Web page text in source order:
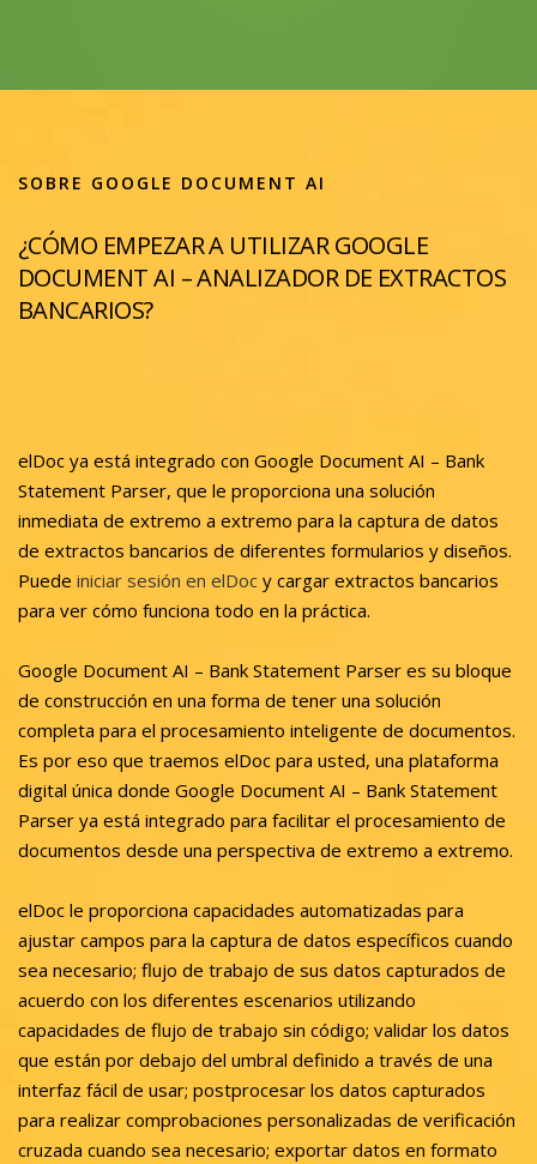
SOBRE GOOGLE DOCUMENT AI
¿CÓMO EMPEZAR A UTILIZAR GOOGLE
DOCUMENT AI – ANALIZADOR DE EXTRACTOS
BANCARIOS?
elDoc ya está integrado con Google Document AI – Bank
Statement Parser, que le proporciona una solución
inmediata de extremo a extremo para la captura de datos
de extractos bancarios de diferentes formularios y diseños.
Puede iniciar sesión en elDoc y cargar extractos bancarios
para ver cómo funciona todo en la práctica.
Google Document AI – Bank Statement Parser es su bloque
de construcción en una forma de tener una solución
completa para el procesamiento inteligente de documentos.
Es por eso que traemos elDoc para usted, una plataforma
digital única donde Google Document AI – Bank Statement
Parser ya está integrado para facilitar el procesamiento de
documentos desde una perspectiva de extremo a extremo.
elDoc le proporciona capacidades automatizadas para
ajustar campos para la captura de datos específicos cuando
sea necesario; flujo de trabajo de sus datos capturados de
acuerdo con los diferentes escenarios utilizando
capacidades de flujo de trabajo sin código; validar los datos
que están por debajo del umbral definido a través de una
interfaz fácil de usar; postprocesar los datos capturados
para realizar comprobaciones personalizadas de verificación
cruzada cuando sea necesario; exportar datos en formato